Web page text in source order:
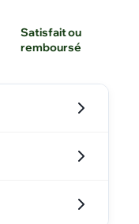
Satisfait ou
remboursé